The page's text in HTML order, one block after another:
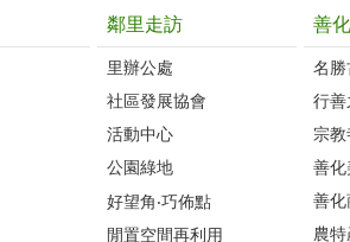
鄰里走訪
里辦公處‭ ‭
社區發展協會‭
活動中心
公園綠地
好望角‧巧佈點
閒置空間再利用
善
名勝
行善
宗教
善化
善化
農特